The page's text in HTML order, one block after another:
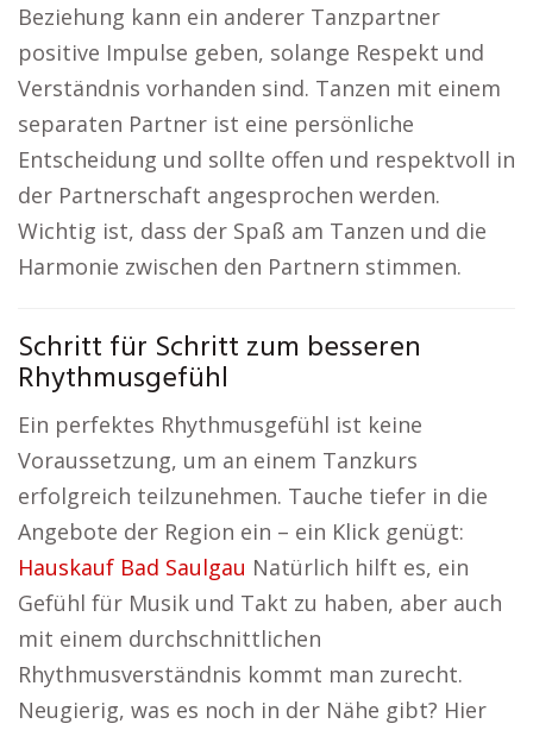
Beziehung kann ein anderer Tanzpartner
positive Impulse geben, solange Respekt und
Verständnis vorhanden sind. Tanzen mit einem
separaten Partner ist eine persönliche
Entscheidung und sollte offen und respektvoll in
der Partnerschaft angesprochen werden.
Wichtig ist, dass der Spaß am Tanzen und die
Harmonie zwischen den Partnern stimmen.
Schritt für Schritt zum besseren
Rhythmusgefühl
Ein perfektes Rhythmusgefühl ist keine
Voraussetzung, um an einem Tanzkurs
erfolgreich teilzunehmen. Tauche tiefer in die
Angebote der Region ein – ein Klick genügt:
Hauskauf Bad Saulgau Natürlich hilft es, ein
Gefühl für Musik und Takt zu haben, aber auch
mit einem durchschnittlichen
Rhythmusverständnis kommt man zurecht.
Neugierig, was es noch in der Nähe gibt? Hier